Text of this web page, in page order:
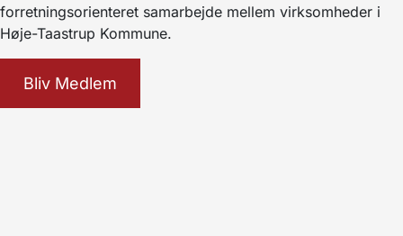
forretningsorienteret samarbejde mellem virksomheder i
Høje-Taastrup Kommune.
Bliv Medlem